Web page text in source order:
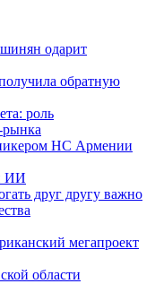
одарит
обратную
роль
рынка
НС Армении
ИИ
друг другу важно
мегапроект
области